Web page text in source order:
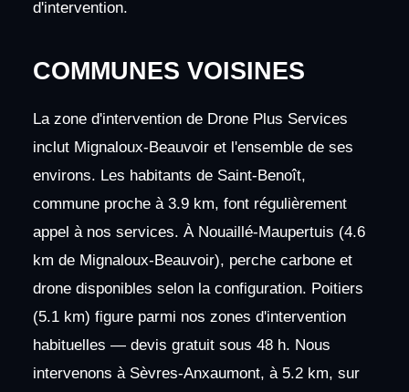
d'intervention.
COMMUNES VOISINES
La zone d'intervention de Drone Plus Services
inclut Mignaloux-Beauvoir et l'ensemble de ses
environs. Les habitants de Saint-Benoît,
commune proche à 3.9 km, font régulièrement
appel à nos services. À Nouaillé-Maupertuis (4.6
km de Mignaloux-Beauvoir), perche carbone et
drone disponibles selon la configuration. Poitiers
(5.1 km) figure parmi nos zones d'intervention
habituelles — devis gratuit sous 48 h. Nous
intervenons à Sèvres-Anxaumont, à 5.2 km, sur